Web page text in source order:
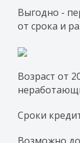
Выгодно -
от срока и
Возраст от
Сроки